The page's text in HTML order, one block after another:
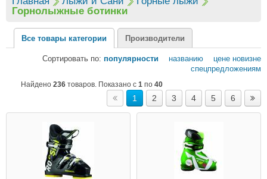
Горнолыжные ботинки
Все товары категории Производители
Сортировать по: популярности названию цене новизне
спецпредложениям
Найдено 236 товаров. Показано с 1 по 40
1 2 3 4 5 6